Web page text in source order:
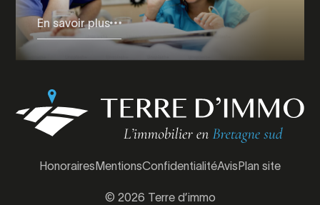
En savoir plus
© 2026 Terre d’immo
HonorairesMentionsConfidentialitéAvisPlan site